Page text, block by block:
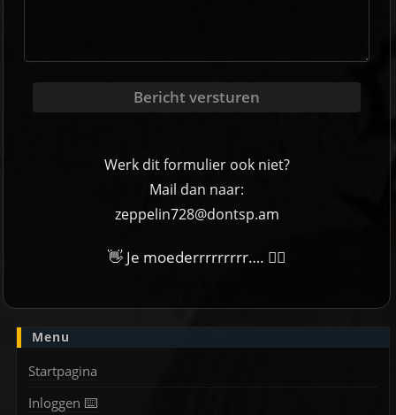
Bericht versturen
Werk dit formulier ook niet?
Mail dan naar:
zeppelin728@dontsp.am
👋 Je moederrrrrrrrr…. 🙋‍♀
Menu
Startpagina
Inloggen ⌨️